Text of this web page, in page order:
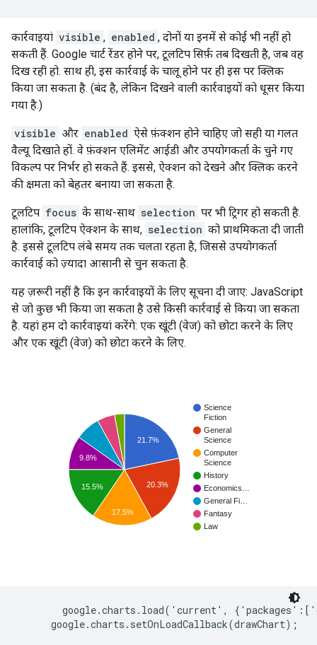
कार्रवाइयां visible , enabled , दोनों या इनमें से कोई भी नहीं हो
सकती हैं. Google चार्ट रेंडर होने पर, टूलटिप सिर्फ़ तब दिखती है, जब वह
दिख रही हो. साथ ही, इस कार्रवाई के चालू होने पर ही इस पर क्लिक
किया जा सकता है. (बंद है, लेकिन दिखने वाली कार्रवाइयों को धूसर किया
गया है.)
visible और enabled ऐसे फ़ंक्शन होने चाहिए जो सही या गलत
वैल्यू दिखाते हों. वे फ़ंक्शन एलिमेंट आईडी और उपयोगकर्ता के चुने गए
विकल्प पर निर्भर हो सकते हैं. इससे, ऐक्शन को देखने और क्लिक करने
की क्षमता को बेहतर बनाया जा सकता है.
टूलटिप focus के साथ-साथ selection पर भी ट्रिगर हो सकती है.
हालांकि, टूलटिप ऐक्शन के साथ, selection को प्राथमिकता दी जाती
है. इससे टूलटिप लंबे समय तक चलता रहता है, जिससे उपयोगकर्ता
कार्रवाई को ज़्यादा आसानी से चुन सकता है.
यह ज़रूरी नहीं है कि इन कार्रवाइयों के लिए सूचना दी जाए: JavaScript
से जो कुछ भी किया जा सकता है उसे किसी कार्रवाई से किया जा सकता
है. यहां हम दो कार्रवाइयां करेंगे: एक खूंटी (वेज) को छोटा करने के लिए
और एक खूंटी (वेज) को छोटा करने के लिए.
google.charts.load('current',
      google.charts.setOnLoadCallback(drawChart);